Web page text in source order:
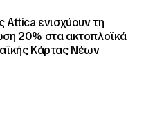
Attica ενισχύουν τη
20% στα ακτοπλοϊκά
Κάρτας Νέων